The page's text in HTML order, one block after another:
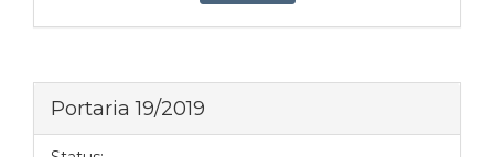
Portaria 19/2019